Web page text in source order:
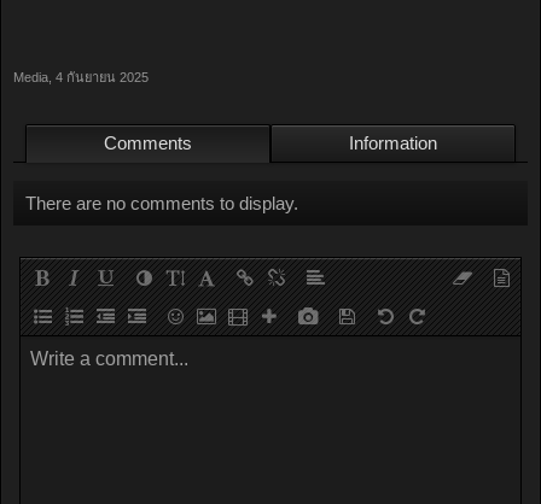
Media 4 กันยายน 2025
Comments Information
There are no comments to display.
Write a comment...